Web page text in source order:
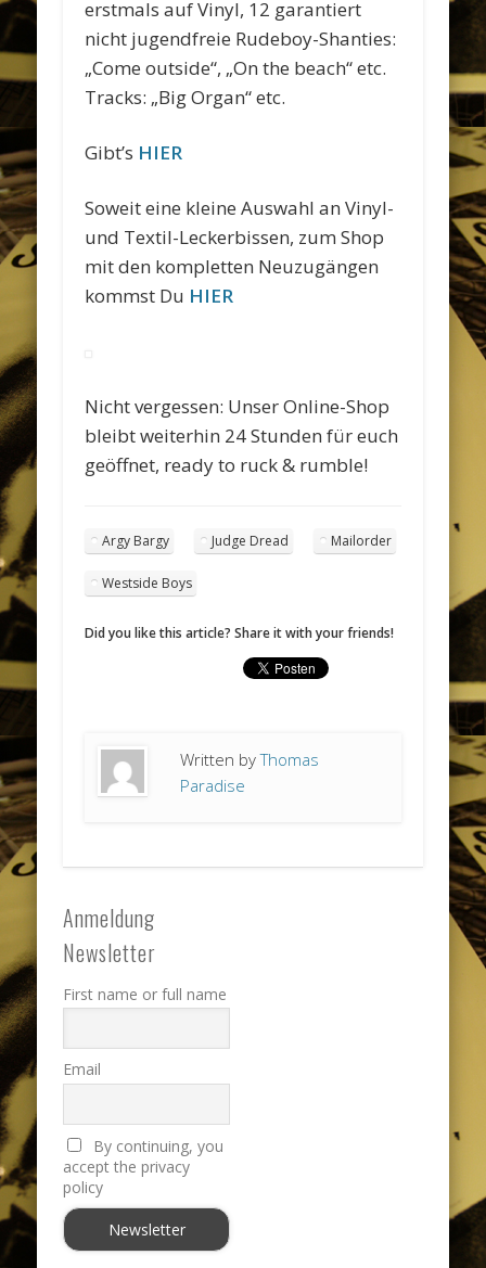
erstmals auf Vinyl, 12 garantiert
nicht jugendfreie Rudeboy-Shanties:
„Come outside“, „On the beach“ etc.
Tracks: „Big Organ“ etc.
Gibt’s HIER
Soweit eine kleine Auswahl an Vinyl-
und Textil-Leckerbissen, zum Shop
mit den kompletten Neuzugängen
kommst Du HIER
Nicht vergessen: Unser Online-Shop
bleibt weiterhin 24 Stunden für euch
geöffnet, ready to ruck & rumble!
Argy Bargy Judge Dread Mailorder
Westside Boys
Did you like this article? Share it with your friends!
Written byThomas
Paradise
Anmeldung
Newsletter
First name or full name
Email
By continuing, you
accept the privacy
policy